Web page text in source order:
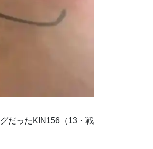
だったKIN156（13・戦